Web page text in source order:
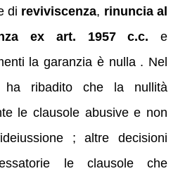
di reviviscenza, rinuncia al
ex art. 1957 c.c. e
la garanzia è nulla . Nel
ha ribadito che la nullità
le clausole abusive e non
; altre decisioni
le clausole che